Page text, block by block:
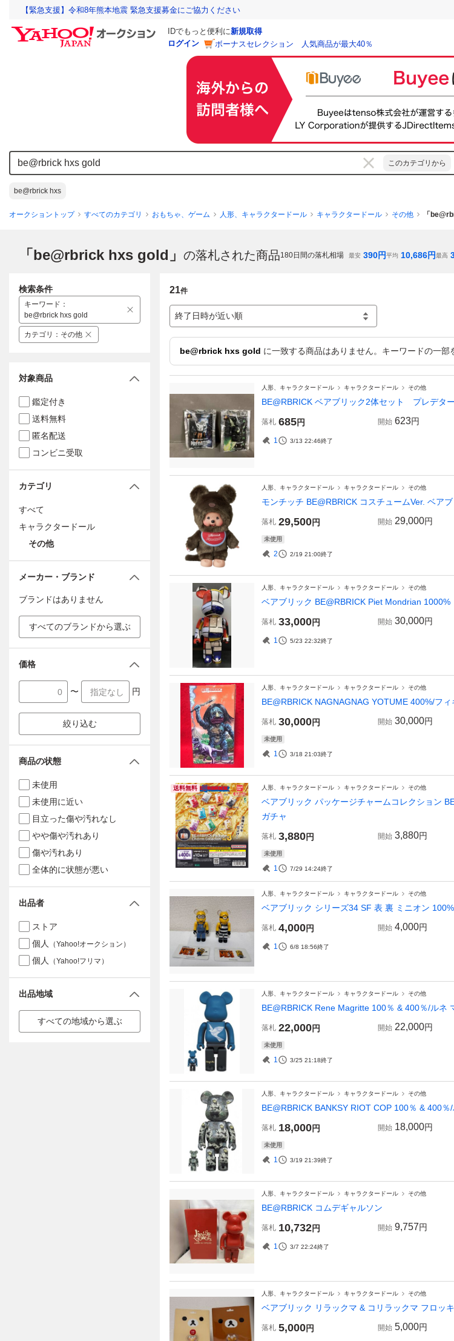
【緊急支援】令和8年熊本地震 緊急支援募金にご協力ください
IDでもっと便利に新規取得
ログイン
ボーナスセレクション 人気商品が最大40％
このカテゴリから
be@rbrick hxs
オークショントップ すべてのカテゴリ おもちゃ、ゲーム 人形、キャラクタードール キャラクタードール その他 「
「be@rbrick hxs gold」 の落札された商品180日間の落札相場 最安 390円平均 10,686円最高
21件
終了日時が近い順
be@rbrick hxs gold に一致する商品はありません。キーワードの一部
人形、キャラクタードール キャラクタードール その他
BE@RBRICK ベアブリック2体セット プレデタ
落札 685円 開始 623円
1 3/13 22:46終了
人形、キャラクタードール キャラクタードール その他
モンチッチ BE@RBRICK コスチュームVer. ベアブ
落札 29,500円 開始 29,000円
未使用
2 2/19 21:00終了
人形、キャラクタードール キャラクタードール その他
ベアブリック BE@RBRICK Piet Mondrian 1000%
落札 33,000円 開始 30,000円
1 5/23 22:32終了
人形、キャラクタードール キャラクタードール その他
BE@RBRICK NAGNAGNAG YOTUME 400%/フ
落札 30,000円 開始 30,000円
未使用
1 3/18 21:03終了
送料無料 人形、キャラクタードール キャラクタードール その他
ベアブリック パッケージチャームコレクション
ガチャ
落札 3,880円 開始 3,880円
未使用
1 7/29 14:24終了
人形、キャラクタードール キャラクタードール その他
ベアブリック シリーズ34 SF 表 裏 ミニオン
落札 4,000円 開始 4,000円
1 6/8 18:56終了
人形、キャラクタードール キャラクタードール その他
BE@RBRICK Rene Magritte 100％ & 400％/ルネ
落札 22,000円 開始 22,000円
未使用
1 3/25 21:18終了
人形、キャラクタードール キャラクタードール その他
BE@RBRICK BANKSY RIOT COP 100％ & 400
落札 18,000円 開始 18,000円
未使用
1 3/19 21:39終了
人形、キャラクタードール キャラクタードール その他
BE@RBRICK コムデギャルソン
落札 10,732円 開始 9,757円
1 3/7 22:24終了
人形、キャラクタードール キャラクタードール その他
ベアブリック リラックマ & コリラックマ フロッ
落札 5,000円 開始 5,000円
検索条件
キーワード ：
be@rbrick hxs gold
カテゴリ ： その他
対象商品
鑑定付き
送料無料
匿名配送
コンビニ受取
カテゴリ
すべて
キャラクタードール
その他
メーカー・ブランド
ブランドはありません
すべてのブランドから選ぶ
価格
〜 円
絞り込む
商品の状態
未使用
未使用に近い
目立った傷や汚れなし
やや傷や汚れあり
傷や汚れあり
全体的に状態が悪い
出品者
ストア
個人
（Yahoo!オークション）
個人 （Yahoo!フリマ）
出品地域
すべての地域から選ぶ